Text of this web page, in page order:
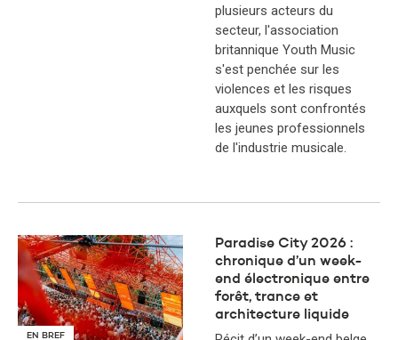
plusieurs acteurs du
secteur, l'association
britannique Youth Music
s'est penchée sur les
violences et les risques
auxquels sont confrontés
les jeunes professionnels
de l'industrie musicale.
EN BREF
Paradise City 2026 :
chronique d’un week-
end électronique entre
forêt, trance et
architecture liquide